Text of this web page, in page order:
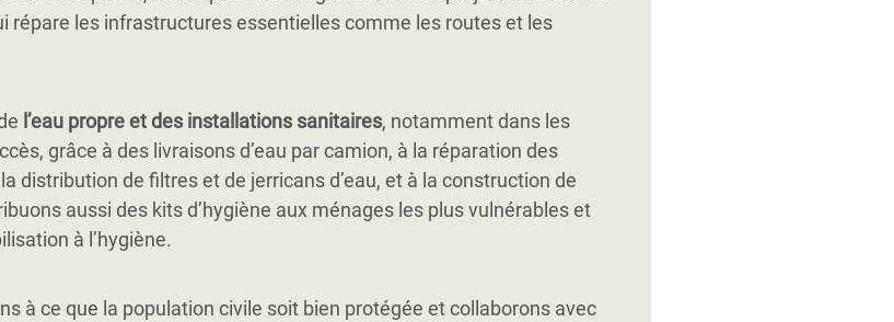
répare les infrastructures essentielles comme les routes et les
l’eau propre et des installations sanitaires, notamment dans les
grâce à des livraisons d’eau par camion, à la réparation des
distribution de filtres et de jerricans d’eau, et à la construction de
aussi des kits d’hygiène aux ménages les plus vulnérables et
à l’hygiène.
à ce que la population civile soit bien protégée et collaborons avec